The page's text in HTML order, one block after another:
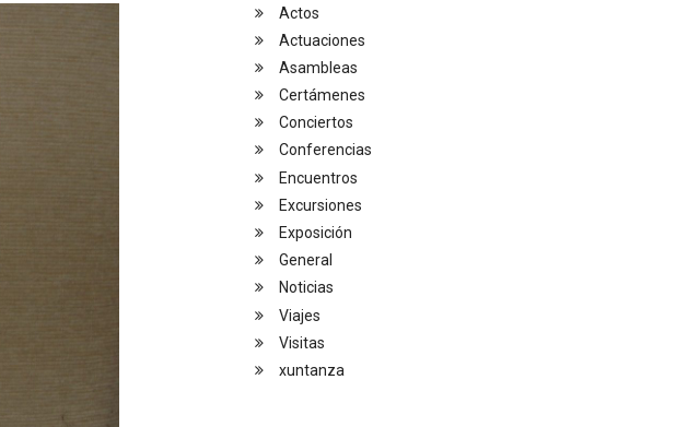
Actos
Actuaciones
Asambleas
Certámenes
Conciertos
Conferencias
Encuentros
Excursiones
Exposición
General
Noticias
Viajes
Visitas
xuntanza